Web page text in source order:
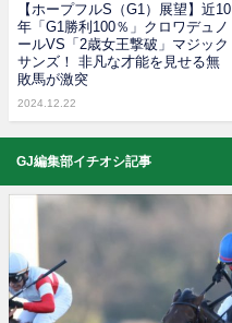
【ホープフルS（G1）展望】近10
年「G1勝利100％」クロワデュノ
ールVS「2歳女王撃破」マジック
サンズ！ 非凡な才能を見せる無
敗馬が激突
2024.12.22
GJ編集部イチオシ記事